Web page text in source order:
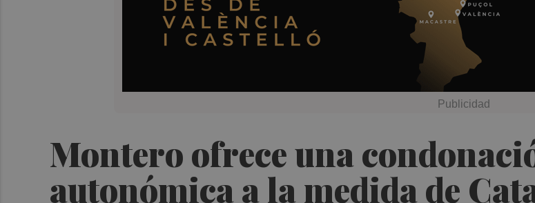
Montero ofrece una
autonómica a la medida de